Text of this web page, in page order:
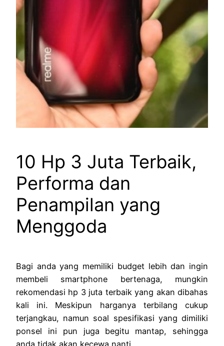
10 Hp 3 Juta Terbaik,
Performa dan
Penampilan yang
Menggoda
Bagi anda yang memiliki budget lebih dan ingin
membeli smartphone bertenaga, mungkin
rekomendasi hp 3 juta terbaik yang akan dibahas
kali ini. Meskipun harganya terbilang cukup
terjangkau, namun soal spesifikasi yang dimiliki
ponsel ini pun juga begitu mantap, sehingga